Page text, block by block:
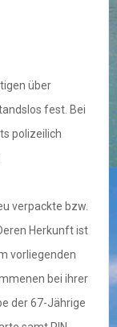
über
fest. Bei
polizeilich
verpackte bzw.
Herkunft ist
vorliegenden
bei ihrer
der 67-Jährige